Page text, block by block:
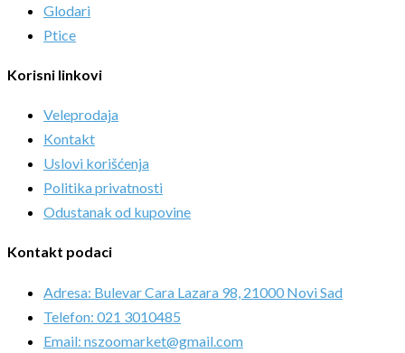
Glodari
Ptice
Korisni linkovi
Veleprodaja
Kontakt
Uslovi korišćenja
Politika privatnosti
Odustanak od kupovine
Kontakt podaci
Adresa: Bulevar Cara Lazara 98, 21000 Novi Sad
Telefon: 021 3010485
Email: nszoomarket@gmail.com